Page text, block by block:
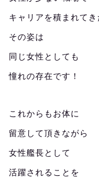
キャリアを積まれてき
その姿は
同じ女性としても
憧れの存在です！
これからもお体に
留意して頂きながら
女性艦長として
活躍されることを